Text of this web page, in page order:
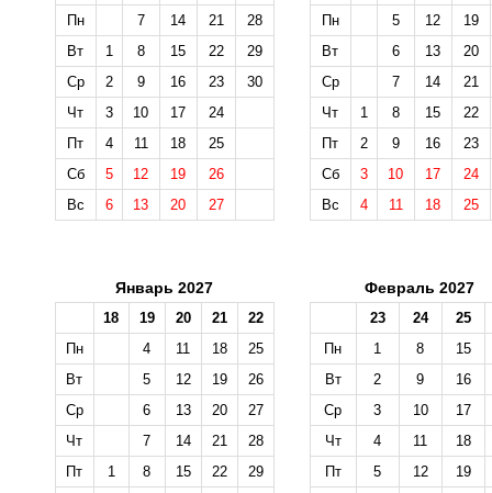
Пн
7 14 21
28
Вт
1 8 15 22
29
Ср
2 9 16 23
30
Чт
3 10 17
24
Пт
4 11 18
25
Сб
5 12 19
26
Вс
6 13 20 27
Пн
5 12
19
Вт
6 13
20
Ср
7 14
21
Чт
1 8 15
22
Пт
2 9 16
23
Сб
3 10 17
24
Вс
4 11 18 25
Январь 2027
18 19 20 21
22
Пн
4 11 18
25
Вт
5 12 19
26
Ср
6 13 20
27
Чт
7 14 21
28
Пт
1 8 15 22
29
Февраль 2027
23 24
25
Пн
1 8
15
Вт
2 9
16
Ср
3 10
17
Чт
4 11
18
Пт
5 12
19